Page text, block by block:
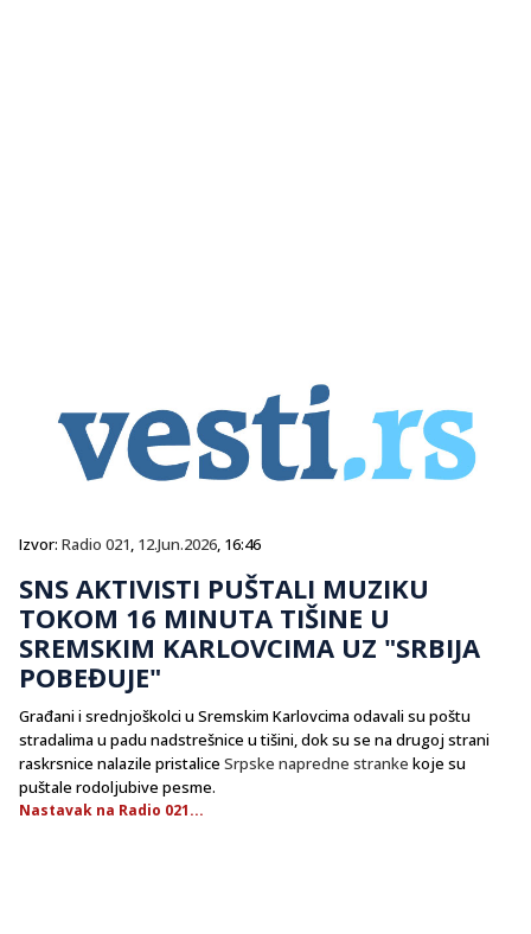
Izvor: Radio 021, 12.Jun.2026, 16:46
SNS AKTIVISTI PUŠTALI MUZIKU
TOKOM 16 MINUTA TIŠINE U
SREMSKIM KARLOVCIMA UZ "SRBIJA
POBEĐUJE"
Građani i srednjoškolci u Sremskim Karlovcima odavali su poštu
stradalima u padu nadstrešnice u tišini, dok su se na drugoj strani
raskrsnice nalazile pristalice Srpske napredne stranke koje su
puštale rodoljubive pesme.
Nastavak na Radio 021...